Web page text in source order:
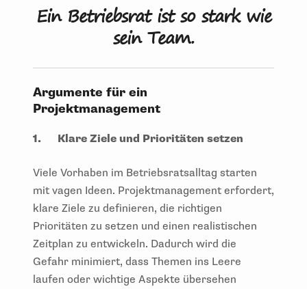
Ein Betriebsrat ist so stark wie
sein Team.
Argumente für ein
Projektmanagement
1. Klare Ziele und Prioritäten setzen
Viele Vorhaben im Betriebsratsalltag starten
mit vagen Ideen. Projektmanagement erfordert,
klare Ziele zu definieren, die richtigen
Prioritäten zu setzen und einen realistischen
Zeitplan zu entwickeln. Dadurch wird die
Gefahr minimiert, dass Themen ins Leere
laufen oder wichtige Aspekte übersehen